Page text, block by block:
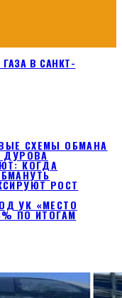
В САНКТ-
СХЕМЫ ОБМАНА
ДУРОВА
КОГДА
РОСТ
УК «МЕСТО
ПО ИТОГАМ